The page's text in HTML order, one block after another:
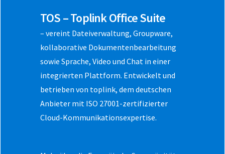
TOS – Toplink Office Suite
– vereint Dateiverwaltung, Groupware,
kollaborative Dokumentenbearbeitung
sowie Sprache, Video und Chat in einer
integrierten Plattform. Entwickelt und
betrieben von toplink, dem deutschen
Anbieter mit ISO 27001-zertifizierter
Cloud-Kommunikationsexpertise.